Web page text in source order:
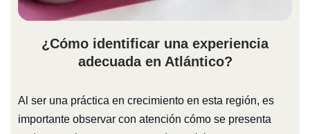
¿Cómo identificar una experiencia
adecuada en Atlántico?
Al ser una práctica en crecimiento en esta región, es
importante observar con atención cómo se presenta